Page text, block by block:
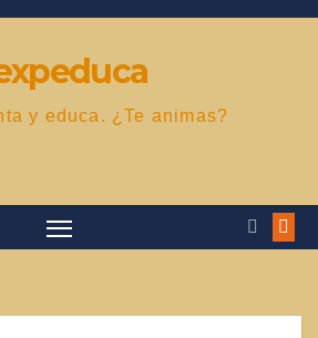
y educa. ¿Te animas?